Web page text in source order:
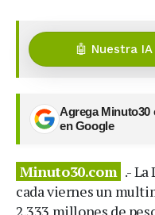
🤖 Nuestra
Agrega Minuto30
en Google
Minuto30.com .-
cada viernes un
2.333 millones de